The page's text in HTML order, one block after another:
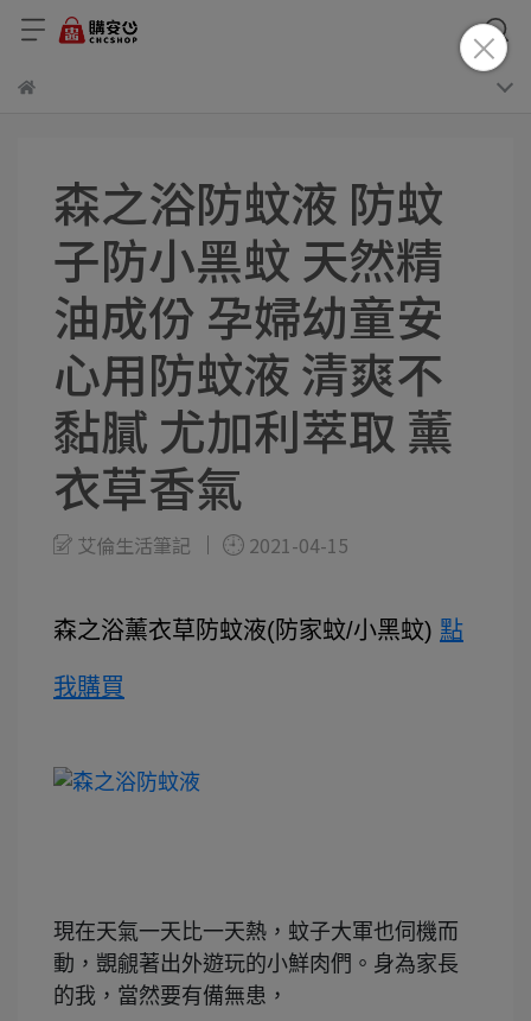
森之浴防蚊液 防蚊
子防小黑蚊 天然精
油成份 孕婦幼童安
心用防蚊液 清爽不
黏膩 尤加利萃取 薰
衣草香氣
艾倫生活筆記 2021-04-15
森之浴薰衣草防蚊液(防家蚊/小黑蚊) 點
我購買
現在天氣一天比一天熱，蚊子大軍也伺機而
動，覬覦著出外遊玩的小鮮肉們。身為家長
的我，當然要有備無患，